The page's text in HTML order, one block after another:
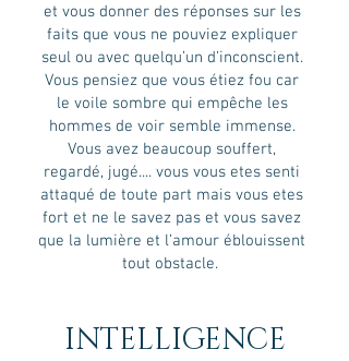
et vous donner des réponses sur les
faits que vous ne pouviez expliquer
seul ou avec quelqu’un d’inconscient.
Vous pensiez que vous étiez fou car
le voile sombre qui empêche les
hommes de voir semble immense.
Vous avez beaucoup souffert,
regardé, jugé.... vous vous etes senti
attaqué de toute part mais vous etes
fort et ne le savez pas et vous savez
que la lumière et l’amour éblouissent
tout obstacle.
INTELLIGENCE